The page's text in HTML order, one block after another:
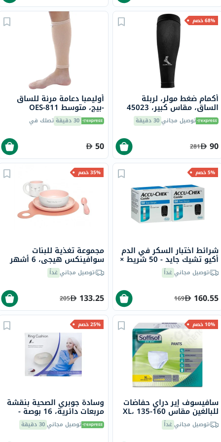
68% خصم
أكمام ضغط مولر، لربلة
الساق، مقاس كبير، 45023
توصيل مجاني30 دقيقة
90
281
أوليمبا دعامة مرنة للساق
-بيج، متوسط ​​OES-811
30 دقيقة تصلك في
50
5% خصم
شرائط اختبار السكر في الدم
أكيو تشيك جايد - 50 شريط ×
2 توصيل مجانيغداً
160.55
169
35% خصم
مجموعة تغذية للبنات
سوافينكس هيجي، 6 أشهر
فما فوق، 5 قطع
توصيل مجانيغداً
133.25
205
10% خصم
سافيسوف إير دراي حفاضات
للبالغين مقاس XL، 135-160
سم حزمة من 12 قطعة
توصيل مجانيغداً
25% خصم
وسادة جوبري الصحية بنقشة
مربعات دائرية، 16 بوصة -
BH1016توصيل مجاني30 دقيقة